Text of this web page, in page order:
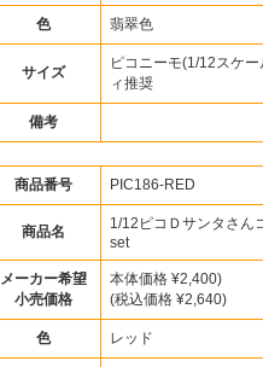
色 翡翠色
サイズ
ピコニーモ(1/12スケ
ィ推奨
備考
商品番号 PIC186-RED
商品名
1/12ピコＤサンタさん
set
メーカー希望
小売価格
本体価格 ¥2,400)
(税込価格 ¥2,640)
色 レッド